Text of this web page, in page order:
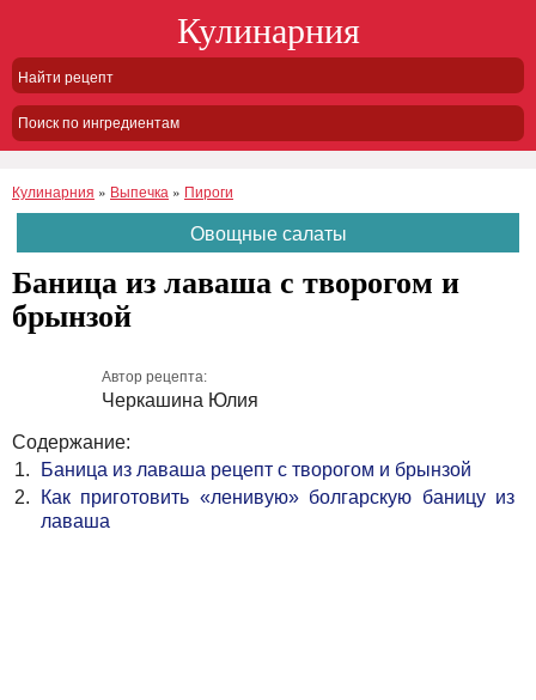
Кулинарния
Поиск по ингредиентам
Кулинарния » Выпечка » Пироги
Овощные салаты
Баница из лаваша с творогом и
брынзой
Автор рецепта:
Черкашина Юлия
Содержание:
Баница из лаваша рецепт с творогом и брынзой
Как приготовить «ленивую» болгарскую баницу из
лаваша